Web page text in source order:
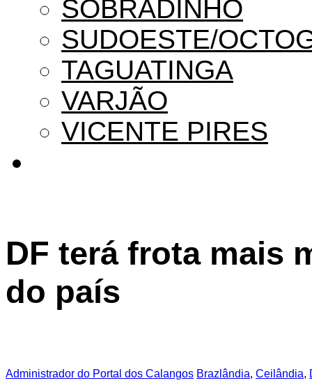
SOBRADINHO
SUDOESTE/
TAGUATINGA
VARJÃO
VICENTE PIRES
DF terá frota mais
do país
Administrador do Portal dos Calangos Brazlândia, Ceilândia,